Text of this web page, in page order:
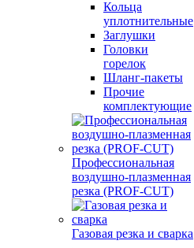
Кольца
уплотнительные
Заглушки
Головки
горелок
Шланг-пакеты
Прочие
комплектующие
Профессиональная
воздушно-плазменная
резка (PROF-CUT)
Газовая резка и сварка